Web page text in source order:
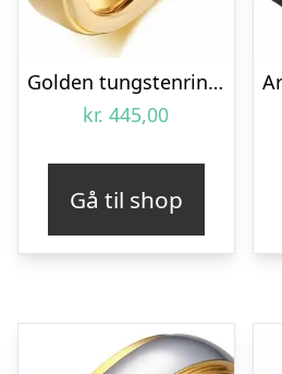
Golden tungstenring 6mm bred
kr. 445,00
Gå til shop